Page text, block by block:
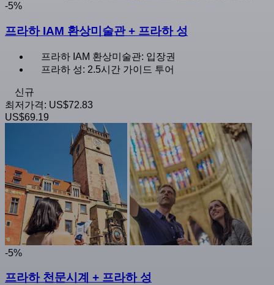
-5%
프라하 IAM 환상미술관 + 프라하 성
프라하 IAM 환상미술관: 입장권
프라하 성: 2.5시간 가이드 투어
신규
최저가격: US$72.83
US$69.19
-5%
프라하 천문시계 + 프라하 성